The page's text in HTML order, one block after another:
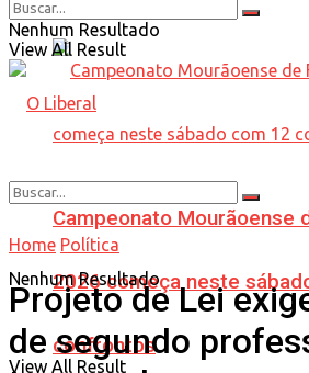
Campeonato Mourãoense
2026 começa neste
confrontos
Nenhum Resultado
View All Result
Nenhum Resultado
View All Result
Home Política
Projeto de Lei
de segundo